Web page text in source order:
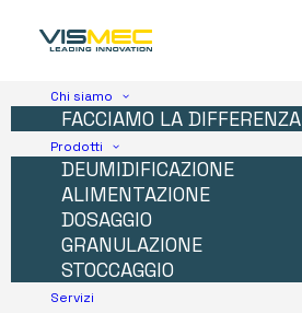
Chi siamo
FACCIAMO LA DIFFERENZA
Prodotti
DEUMIDIFICAZIONE
ALIMENTAZIONE
DOSAGGIO
GRANULAZIONE
STOCCAGGIO
Servizi